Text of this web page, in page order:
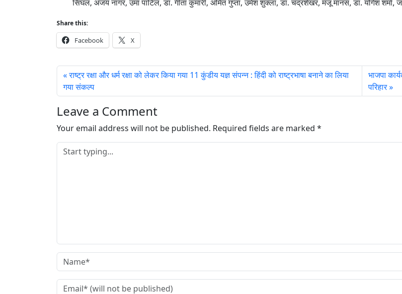
सिंघल, अजय नागर, उमा पाटिल, डा. गीता कुमारी, अमित गुप्ता, उमेश शुक्ला, डा. चंद्रशेखर, मंजू मानस, डा. योगेश शर्मा,
Share this:
Facebook X
राष्ट्र रक्षा और धर्म रक्षा को लेकर किया गया 11 कुंडीय यज्ञ संपन्न : हिंदी को राष्ट्रभाषा बनाने का लिया
गया संकल्प
भाजपा
परिहार
Leave a Comment
Your email address will not be published. Required fields are marked *